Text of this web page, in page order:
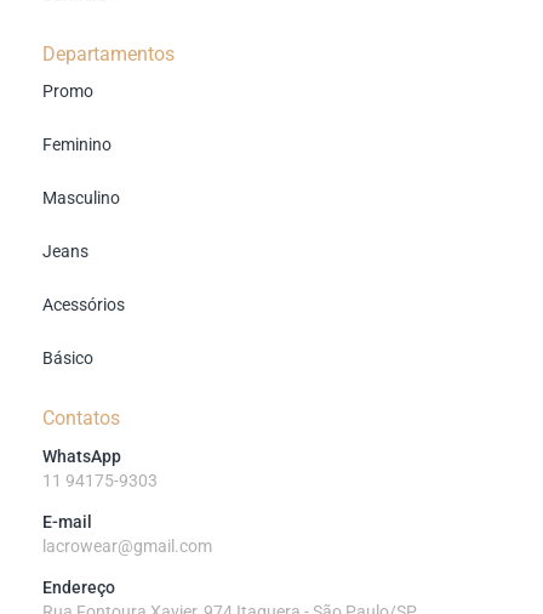
Departamentos
Promo
Feminino
Masculino
Jeans
Acessórios
Básico
Contatos
WhatsApp
11 94175-9303
E-mail
lacrowear@gmail.com
Endereço